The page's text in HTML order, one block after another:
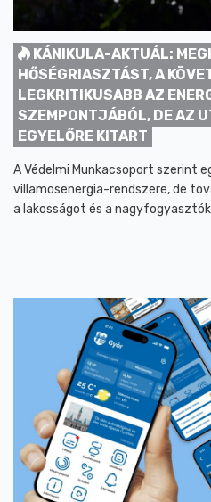
KÁNIKULA-AKTUÁL:
HŐSÉGRIASZTÁST, A
LEGKRITIKUSABB AZ
SZEMPONTJÁBÓL, DE AZ
EGYELŐRE KITART
A Védelmi Munkacsoport szerint
villamosenergia-rendszere, de
a lakosságot és a